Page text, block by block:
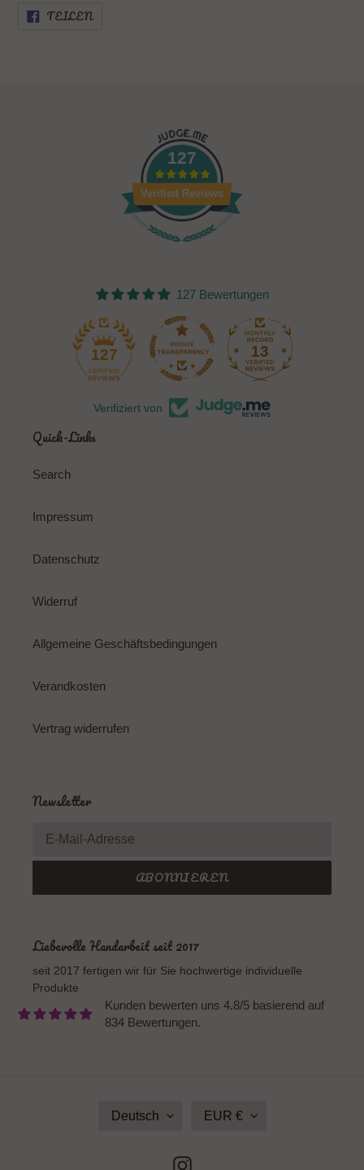
TEILENFACEBOOK
127
Verified Reviews
127 Bewertungen
127 13
Verifiziert von
Quick-Links
Search
Impressum
Datenschutz
Widerruf
Allgemeine Geschäftsbedingungen
Verandkosten
Vertrag widerrufen
Newsletter
ABONNIEREN
Liebevolle Handarbeit seit 2017
seit 2017 fertigen wir für Sie hochwertige individuelle
Produkte
Kunden bewerten uns 4.8/5 basierend auf
834 Bewertungen.
Deutsch W
R
EUR €
Instagram